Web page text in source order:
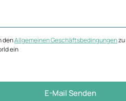
denAllgemeinen Geschäftsbedingungen
ein
E-Mail Senden